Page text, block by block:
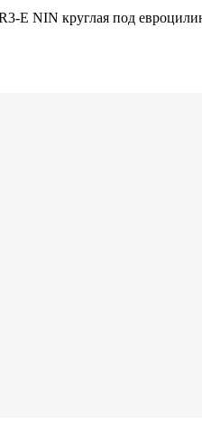
E NIN круглая под